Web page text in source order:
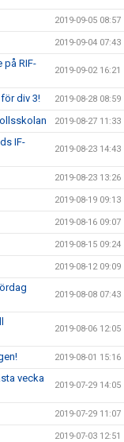
2019-09-05 08:57
2019-09-04 07:43
på RIF-
2019-09-02 16:21
div 3! 2019-08-28 08:59
2019-08-27 11:33
IF-
2019-08-23 14:43
2019-08-23 13:26
2019-08-19 09:13
2019-08-16 09:07
2019-08-15 09:24
2019-08-12 09:09
2019-08-08 07:43
2019-08-06 12:05
2019-08-01 15:16
vecka
2019-07-29 14:05
2019-07-29 11:07
2019-07-03 12:51